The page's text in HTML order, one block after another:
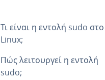
Τι είναι η εντολή sudo στο
Linux;
Πώς λειτουργεί η εντολή
sudo;